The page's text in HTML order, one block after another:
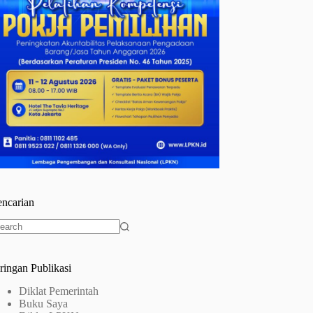
Publikasi
Diklat Pemerintah
Buku Saya